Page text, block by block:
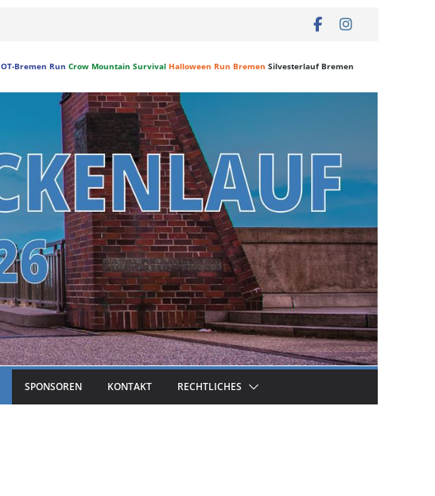
OT-Bremen Run Crow Mountain Survival Halloween Run Bremen Silvesterlauf Bremen
SPONSOREN KONTAKT RECHTLICHES